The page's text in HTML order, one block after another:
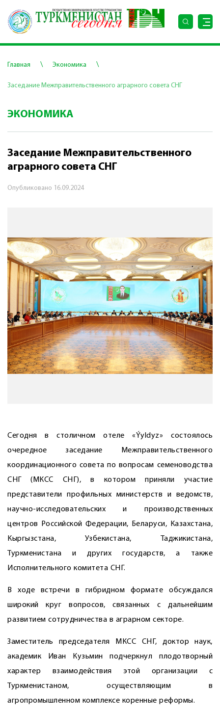
Главная \ Экономика \
Заседание Межправительственного аграрного совета СНГ
ЭКОНОМИКА
Заседание Межправительственного
аграрного совета СНГ
Опубликовано 16.09.2024
Сегодня в столичном отеле «Ýyldyz» состоялось
очередное заседание Межправительственного
координационного совета по вопросам семеноводства
СНГ (МКСС СНГ), в котором приняли участие
представители профильных министерств и ведомств,
научно-исследовательских и производственных
центров Российской Федерации, Беларуси, Казахстана,
Кыргызстана, Узбекистана, Таджикистана,
Туркменистана и других государств, а также
Исполнительного комитета СНГ.
В ходе встречи в гибридном формате обсуждался
широкий круг вопросов, связанных с дальнейшим
развитием сотрудничества в аграрном секторе.
Заместитель председателя МКСС СНГ, доктор наук,
академик Иван Кузьмин подчеркнул плодотворный
характер взаимодействия этой организации с
Туркменистаном, осуществляющим в
агропромышленном комплексе коренные реформы.